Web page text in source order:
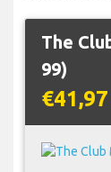
The
99)
€41,97